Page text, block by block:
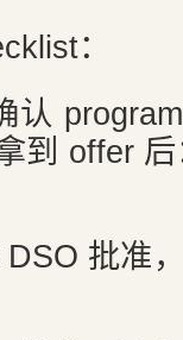
：
认
到 offer
批准